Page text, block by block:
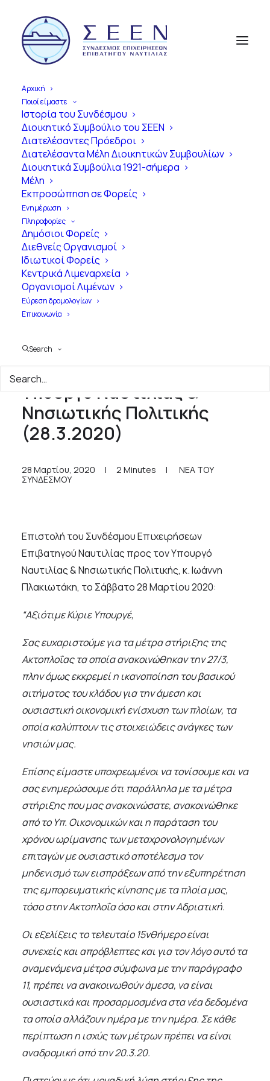
Αρχική
Ποιοί είμαστε
Ιστορία του Συνδέσμου
Διοικητικό Συμβούλιο του ΣΕΕΝ
Διατελέσαντες Πρόεδροι
Διατελέσαντα Μέλη Διοικητικών Συμβουλίων
Διοικητικά Συμβούλια 1921-σήμερα
Μέλη
Εκπροσώπηση σε Φορείς
Ενημέρωση
Πληροφορίες
Δημόσιοι Φορείς
Διεθνείς Οργανισμοί
Ιδιωτικοί Φορείς
Κεντρικά Λιμεναρχεία
Οργανισμοί Λιμένων
Εύρεση δρομολογίων
Επικοινωνία
Search
ΑπότηνΊδρυ
ΣύγχρονηΕποχή
100Χρόνια
Επιβα
στηνΕλλά δ
Επιστολή ΣΕΕΝ προς τον
Υπουργό Ναυτιλίας &
Νησιωτικής Πολιτικής
(28.3.2020)
28 Μαρτίου, 2020 | 2 Minutes |
ΝΕΑ ΤΟΥ
ΣΥΝΔΕΣΜΟΥ
Επιστολή του Συνδέσμου Επιχειρήσεων
Επιβατηγού Ναυτιλίας προς τον Υπουργό
Ναυτιλίας & Νησιωτικής Πολιτικής, κ. Ιωάννη
Πλακιωτάκη, το Σάββατο 28 Μαρτίου 2020:
“Αξιότιμε Κύριε Υπουργέ,
Σας ευχαριστούμε για τα μέτρα στήριξης της
Ακτοπλοΐας τα οποία ανακοινώθηκαν την 27/3,
πλην όμως εκκρεμεί η ικανοποίηση του βασικού
αιτήματος του κλάδου για την άμεση και
ουσιαστική οικονομική ενίσχυση των πλοίων, τα
οποία καλύπτουν τις στοιχειώδεις ανάγκες των
νησιών μας.
Επίσης είμαστε υποχρεωμένοι να τονίσουμε και να
σας ενημερώσουμε ότι παράλληλα με τα μέτρα
στήριξης που μας ανακοινώσατε, ανακοινώθηκε
από το Υπ. Οικονομικών και η παράταση του
χρόνου ωρίμανσης των μεταχρονολογημένων
επιταγών με ουσιαστικό αποτέλεσμα τον
μηδενισμό των εισπράξεων από την εξυπηρέτηση
της εμπορευματικής κίνησης με τα πλοία μας,
τόσο στην Ακτοπλοΐα όσο και στην Αδριατική.
Οι εξελίξεις το τελευταίο 15νθήμερo είναι
συνεχείς και απρόβλεπτες και για τον λόγο αυτό τα
αναμενόμενα μέτρα σύμφωνα με την παράγραφο
11, πρέπει να ανακοινωθούν άμεσα, να είναι
ουσιαστικά και προσαρμοσμένα στα νέα δεδομένα
τα οποία αλλάζουν ημέρα με την ημέρα. Σε κάθε
περίπτωση η ισχύς των μέτρων πρέπει να είναι
αναδρομική από την 20.3.20.